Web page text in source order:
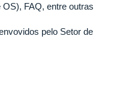
FAQ, entre outras
pelo Setor de